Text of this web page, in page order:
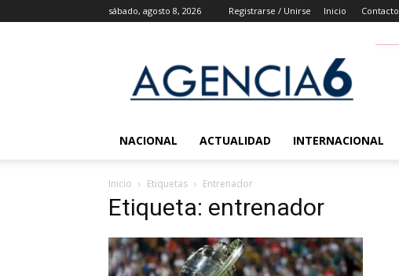
sábado, agosto 8, 2026 Registrarse / Unirse Inicio Contacto
6
Noticias
NACIONAL ACTUALIDAD INTERNACIONAL
Inicio Etiquetas Entrenador
Etiqueta: entrenador